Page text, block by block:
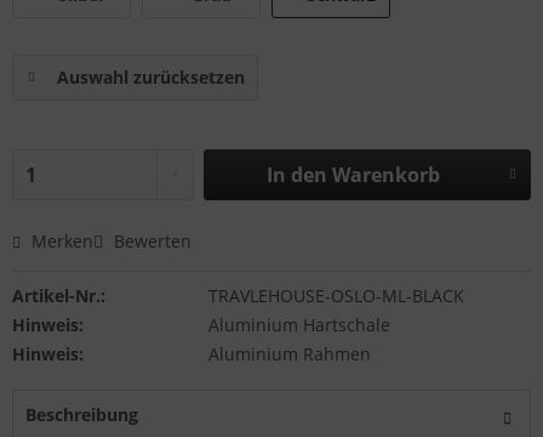
Auswahl zurücksetzen
In den Warenkorb
Merken Bewerten
Artikel-Nr.:
TRAVLEHOUSE-OSLO-ML-BLACK
Hinweis:
Aluminium Hartschale
Hinweis:
Aluminium Rahmen
Beschreibung